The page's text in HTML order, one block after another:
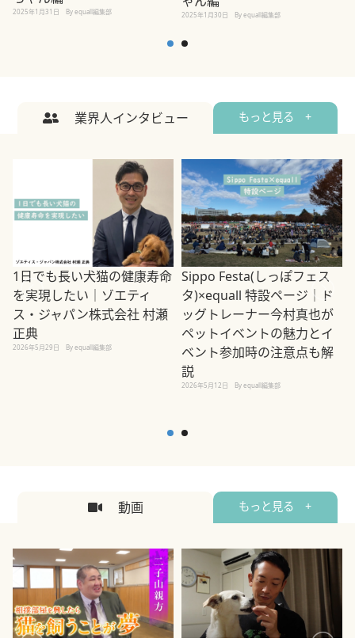
2025年1月31日 By equall編集部 2025年1月30日 By equall編集部
業界人インタビュー もっと見る +
1日でも長い犬猫の健康寿命
を実現したい｜ゾエティ
ス・ジャパン株式会社 村瀬
正典
2026年5月29日 By equall編集部
Sippo Festa(しっぽフェス
タ)×equall 特設ページ｜ド
ッグトレーナー今村真也が
ペットイベントの魅力とイ
ベント参加時の注意点も解
説
2026年5月12日 By equall編集部
動画 もっと見る +